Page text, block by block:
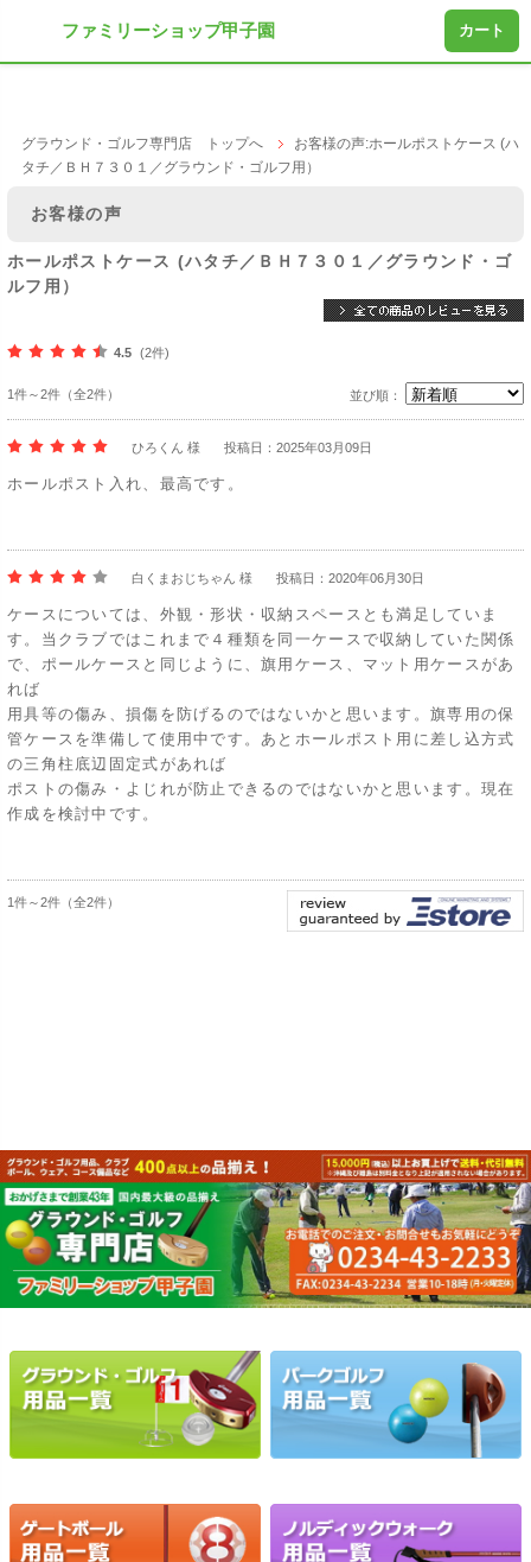
グラウンド・ゴルフ専門店 トップへ
お客様の声:ホールポストケース (ハ
タチ／ＢＨ７３０１／グラウンド・ゴルフ用）
お客様の声
ホールポストケース (ハタチ／ＢＨ７３０１／グラウンド・ゴ
ルフ用）
4.5 (2件)
1件～2件（全2件） 並び順：
ひろくん 様 投稿日：2025年03月09日
ホールポスト入れ、最高です。
白くまおじちゃん 様 投稿日：2020年06月30日
ケースについては、外観・形状・収納スペースとも満足していま
す。当クラブではこれまで４種類を同一ケースで収納していた関係
で、ポールケースと同じように、旗用ケース、マット用ケースがあ
れば
用具等の傷み、損傷を防げるのではないかと思います。旗専用の保
管ケースを準備して使用中です。あとホールポスト用に差し込方式
の三角柱底辺固定式があれば
ポストの傷み・よじれが防止できるのではないかと思います。現在
作成を検討中です。
1件～2件（全2件）
ファミリーショップ甲子園 カート